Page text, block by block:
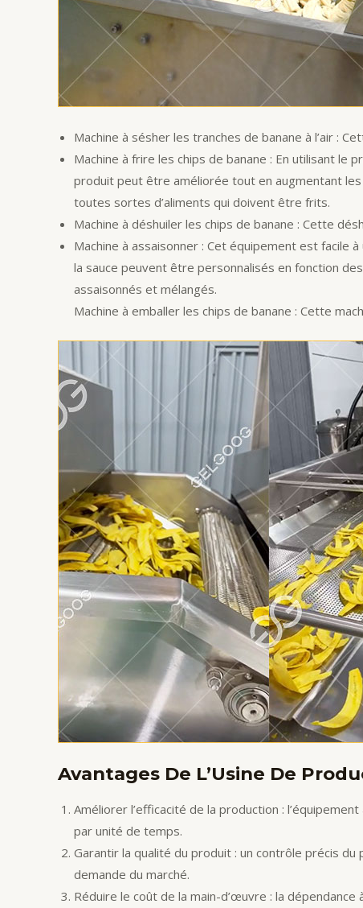
Machine à sésher les tranches de banane à l’air :
Machine à frire les chips de banane : En utilisant le
produit peut être améliorée tout en augmentant
toutes sortes d’aliments qui doivent être frits.
Machine à déshuiler les chips de banane : Cette
Machine à assaisonner : Cet équipement est facile
la sauce peuvent être personnalisés en fonction
assaisonnés et mélangés.
Machine à emballer les chips de banane : Cette
Avantages De L’Usine De
Améliorer l’efficacité de la production :
par unité de temps.
Garantir la qualité du produit : un contrôle précis
demande du marché.
Réduire le coût de la main-d’œuvre : la